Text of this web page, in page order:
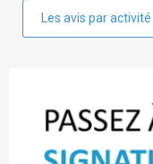
Les avis par activité